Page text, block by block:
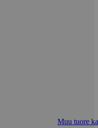
Muu tuore